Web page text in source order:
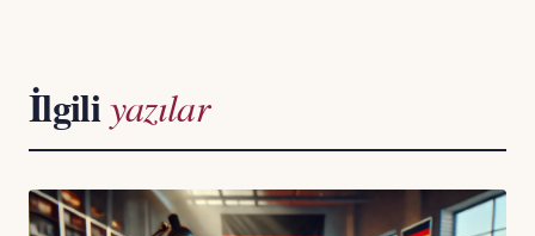
İlgiliyazılar